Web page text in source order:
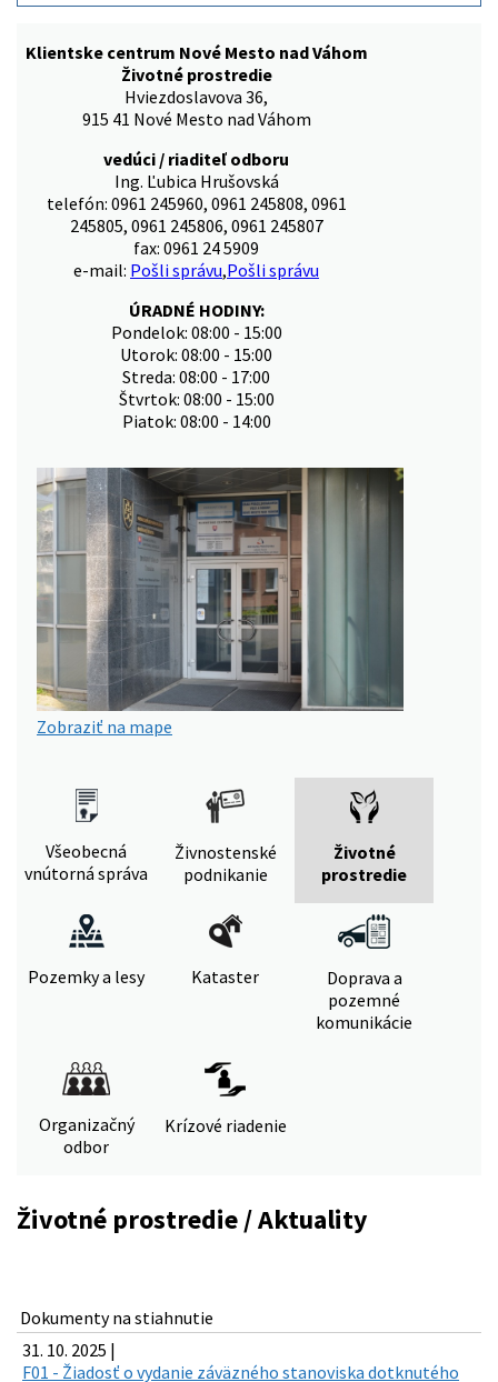
Klientske centrum Nové Mesto nad Váhom
Životné prostredie
Hviezdoslavova 36,
915 41 Nové Mesto nad Váhom
vedúci / riaditeľ odboru
Ing. Ľubica Hrušovská
telefón: 0961 245960, 0961 245808, 0961
245805, 0961 245806, 0961 245807
fax: 0961 24 5909
e-mail: Pošli správu,Pošli správu
ÚRADNÉ HODINY:
Pondelok: 08:00 - 15:00
Utorok: 08:00 - 15:00
Streda: 08:00 - 17:00
Štvrtok: 08:00 - 15:00
Piatok: 08:00 - 14:00
Zobraziť na mape
Všeobecná
vnútorná správa
Živnostenské
podnikanie
Životné
prostredie
Pozemky a lesy Kataster
Doprava a
pozemné
komunikácie
Organizačný
odbor
Krízové riadenie
Životné prostredie / Aktuality
Dokumenty na stiahnutie
31. 10. 2025 |
F01 - Žiadosť o vydanie záväzného stanoviska dotknutého